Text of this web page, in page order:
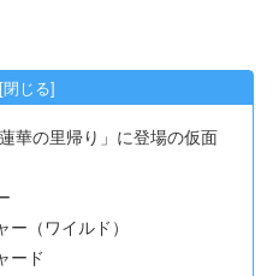
華の里帰り」に登場の仮面
ー（ワイルド）
ード